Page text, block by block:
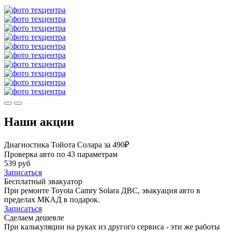
Наши акции
Диагностика Тойота Солара за 490₽
Проверка авто по 43 параметрам
539 руб
Записаться
Бесплатный эвакуатор
При ремонте Toyota Camry Solara ДВС, эвакуация авто в
пределах МКАД в подарок.
Записаться
Сделаем дешевле
При калькуляции на руках из другого сервиса - эти же работы